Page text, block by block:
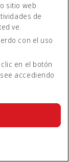
forma segura y
sitio web
de
ve.
con el uso
en el botón
accediendo